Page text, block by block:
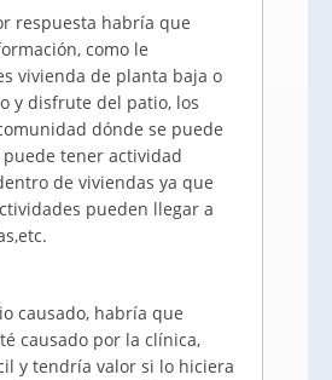
respuesta habría que
como le
vivienda de planta baja o
y disfrute del patio, los
dónde se puede
tener actividad
de viviendas ya que
pueden llegar a
causado, habría que
causado por la clínica,
y tendría valor si lo hiciera